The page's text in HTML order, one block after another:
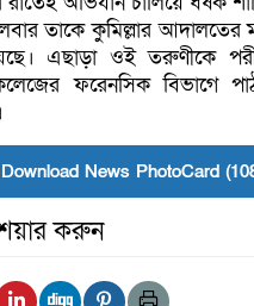
তাকে কুমিল্লার আদালতের
এছাড়া ওই তরুণীকে
ফরেনসিক বিভাগে
Download News PhotoCard
করুন